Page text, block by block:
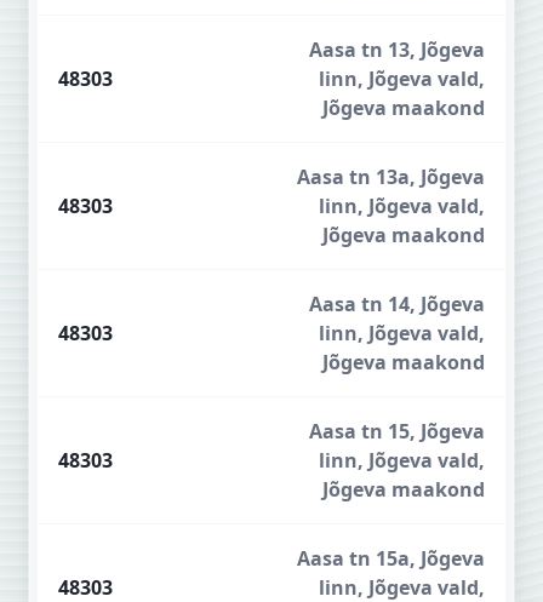
48303
Aasa tn 13, Jõgeva
linn, Jõgeva vald,
Jõgeva maakond
48303
Aasa tn 13a, Jõgeva
linn, Jõgeva vald,
Jõgeva maakond
48303
Aasa tn 14, Jõgeva
linn, Jõgeva vald,
Jõgeva maakond
48303
Aasa tn 15, Jõgeva
linn, Jõgeva vald,
Jõgeva maakond
48303
Aasa tn 15a, Jõgeva
linn, Jõgeva vald,